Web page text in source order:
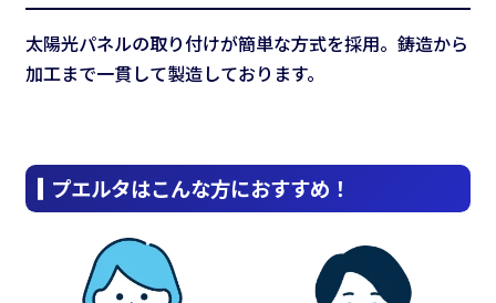
太陽光パネルの取り付けが簡単な方式を採用。鋳造から
加工まで一貫して製造しております。
プエルタはこんな方におすすめ！